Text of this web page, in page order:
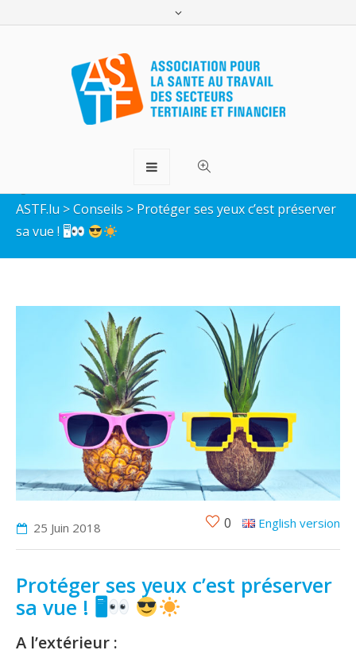
Protéger ses yeux c’est
préserver sa vue ! 🖥
ASTF.lu >Conseils > Protéger ses yeux c’est préserver
sa vue ! 🖥
25 Juin 2018 0 English version
Protéger ses yeux c’est préserver
sa vue ! 🖥
A l’extérieur :